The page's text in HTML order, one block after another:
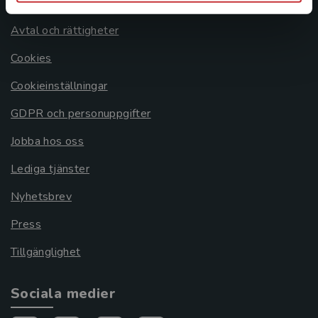
Avtal och rättigheter
Cookies
Cookieinställningar
GDPR och personuppgifter
Jobba hos oss
Lediga tjänster
Nyhetsbrev
Press
Tillgänglighet
Sociala medier